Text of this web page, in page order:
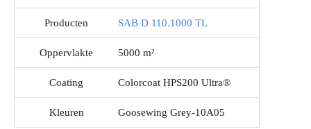
Producten SAB D 110.1000 TL
Oppervlakte 5000 m²
Coating Colorcoat HPS200 Ultra®
Kleuren Goosewing Grey-10A05